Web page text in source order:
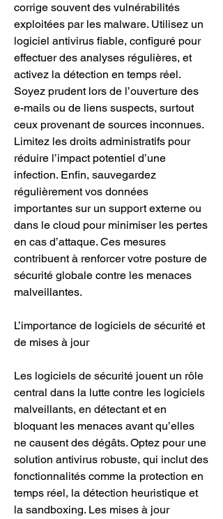
corrige souvent des vulnérabilités
exploitées par les malware. Utilisez un
logiciel antivirus fiable, configuré pour
effectuer des analyses régulières, et
activez la détection en temps réel.
Soyez prudent lors de l’ouverture des
e-mails ou de liens suspects, surtout
ceux provenant de sources inconnues.
Limitez les droits administratifs pour
réduire l’impact potentiel d’une
infection. Enfin, sauvegardez
régulièrement vos données
importantes sur un support externe ou
dans le cloud pour minimiser les pertes
en cas d’attaque. Ces mesures
contribuent à renforcer votre posture de
sécurité globale contre les menaces
malveillantes.
L’importance de logiciels de sécurité et
de mises à jour
Les logiciels de sécurité jouent un rôle
central dans la lutte contre les logiciels
malveillants, en détectant et en
bloquant les menaces avant qu’elles
ne causent des dégâts. Optez pour une
solution antivirus robuste, qui inclut des
fonctionnalités comme la protection en
temps réel, la détection heuristique et
la sandboxing. Les mises à jour